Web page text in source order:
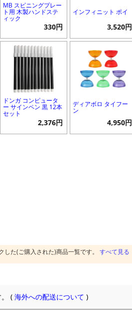
MB スピニングプレー
ト用 木製ハンドステ
ィック
330円
インフィニット ポイ
3,520円
ドンガ コンピュータ
ー サインペン 黒 12本
セット
2,376円
ディアボロ タイフー
ン
4,950円
した(ご購入された)商品一覧です。 すべて見る
(海外への配送について )